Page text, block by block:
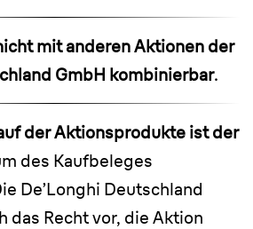
mit anderen Aktionen der
GmbH kombinierbar.
der Aktionsprodukte ist der
des Kaufbeleges
De’Longhi Deutschland
das Recht vor, die Aktion